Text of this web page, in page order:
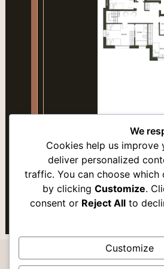
אפס
את
cached
2
We
Cookies help us improve
deliver personalized
traffic. You can choose
by clickingCustomize.
consent or Reject All to
Customize